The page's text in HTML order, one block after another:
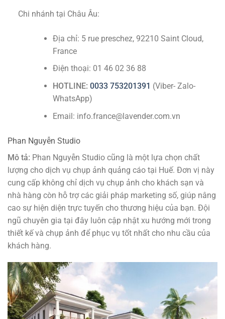
Chi nhánh tại Châu Âu:
Địa chỉ: 5 rue preschez, 92210 Saint Cloud,
France
Điện thoại: 01 46 02 36 88
HOTLINE: 0033 753201391 (Viber- Zalo-
WhatsApp)
Email: info.france@lavender.com.vn
Phan Nguyễn Studio
Mô tả: Phan Nguyễn Studio cũng là một lựa chọn chất
lượng cho dịch vụ chụp ảnh quảng cáo tại Huế. Đơn vị này
cung cấp không chỉ dịch vụ chụp ảnh cho khách sạn và
nhà hàng còn hỗ trợ các giải pháp marketing số, giúp nâng
cao sự hiện diện trực tuyến cho thương hiệu của bạn. Đội
ngũ chuyên gia tại đây luôn cập nhật xu hướng mới trong
thiết kế và chụp ảnh để phục vụ tốt nhất cho nhu cầu của
khách hàng.